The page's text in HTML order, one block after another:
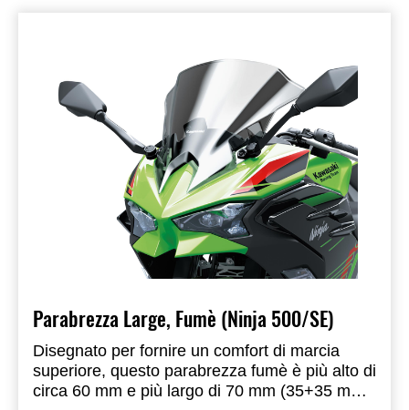
Parabrezza Large, Fumè (Ninja 500/SE)
Disegnato per fornire un comfort di marcia
superiore, questo parabrezza fumè è più alto di
circa 60 mm e più largo di 70 mm (35+35 mm)